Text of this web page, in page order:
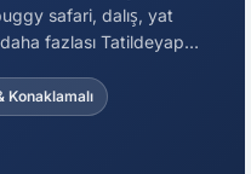
safari, dalış, yat
fazlası Tatildeyap
Konaklamalı